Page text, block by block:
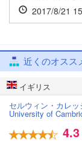
2017/8/21
近くのオスス
イギリス
セルウィン・カレ
University of
4.3